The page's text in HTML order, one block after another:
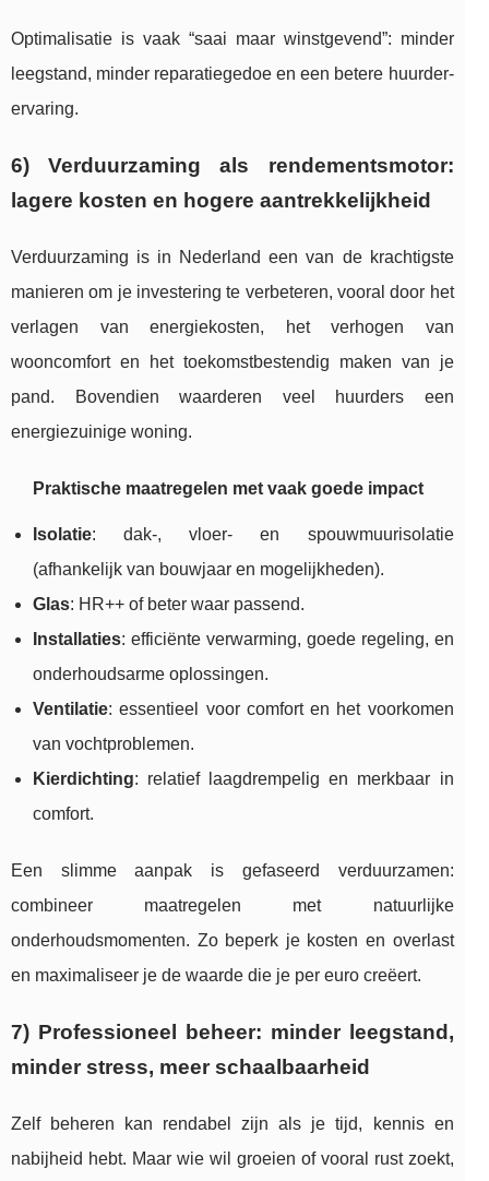
Optimalisatie is vaak “saai maar winstgevend”: minder
leegstand, minder reparatiegedoe en een betere huurder-
ervaring.
6) Verduurzaming als rendementsmotor:
lagere kosten en hogere aantrekkelijkheid
Verduurzaming is in Nederland een van de krachtigste
manieren om je investering te verbeteren, vooral door het
verlagen van energiekosten, het verhogen van
wooncomfort en het toekomstbestendig maken van je
pand. Bovendien waarderen veel huurders een
energiezuinige woning.
Praktische maatregelen met vaak goede impact
Isolatie: dak-, vloer- en spouwmuurisolatie
(afhankelijk van bouwjaar en mogelijkheden).
Glas: HR++ of beter waar passend.
Installaties: efficiënte verwarming, goede regeling, en
onderhoudsarme oplossingen.
Ventilatie: essentieel voor comfort en het voorkomen
van vochtproblemen.
Kierdichting: relatief laagdrempelig en merkbaar in
comfort.
Een slimme aanpak is gefaseerd verduurzamen:
combineer maatregelen met natuurlijke
onderhoudsmomenten. Zo beperk je kosten en overlast
en maximaliseer je de waarde die je per euro creëert.
7) Professioneel beheer: minder leegstand,
minder stress, meer schaalbaarheid
Zelf beheren kan rendabel zijn als je tijd, kennis en
nabijheid hebt. Maar wie wil groeien of vooral rust zoekt,